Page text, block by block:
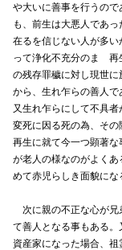
や大いに善事を行うの
も、前生は大悪人であ
在るを信じない人が多
って浄化不充分のまゝ
の残存罪穢に対し現世
から、生れ乍らの善人で
又生れ乍らにして不具者
変死に因る死の為、そ
再生に就て今一つ顕著
が老人の様なのがよく
めて赤児らしき面貌にな
次に親の不正な心が兄
て善人となる事もある。
資産家になった場合、